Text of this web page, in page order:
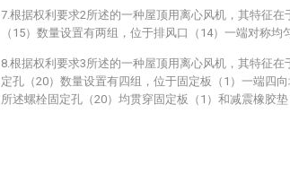
7.根据权利要求2所述的一种屋顶用离心风机，其特征在
（15）数量设置有两组，位于排风口（14）一端对称均
8.根据权利要求3所述的一种屋顶用离心风机，其特征在
定孔（20）数量设置有四组，位于固定板（1）一端四
所述螺栓固定孔（20）均贯穿固定板（1）和减震橡胶垫